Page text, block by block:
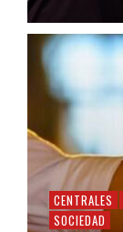
CENTRALES
SOCIEDAD